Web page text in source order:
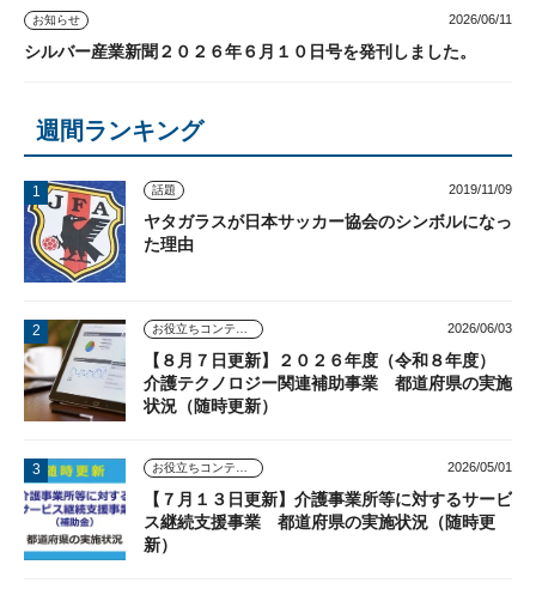
お知らせ 2026/06/11
シルバー産業新聞２０２６年６月１０日号を発刊しました。
週間ランキング
話題 2019/11/09
ヤタガラスが日本サッカー協会のシンボルになっ
た理由
2026/06/03
【８月７日更新】２０２６年度（令和８年度）
介護テクノロジー関連補助事業 都道府県の実施
状況（随時更新）
2026/05/01
【７月１３日更新】介護事業所等に対するサービ
ス継続支援事業 都道府県の実施状況（随時更
新）